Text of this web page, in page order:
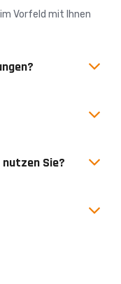
Vorfeld mit Ihnen
Sie?